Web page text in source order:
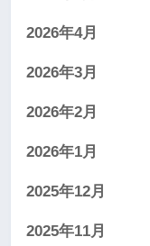
2026年4月
2026年3月
2026年2月
2026年1月
2025年12月
2025年11月